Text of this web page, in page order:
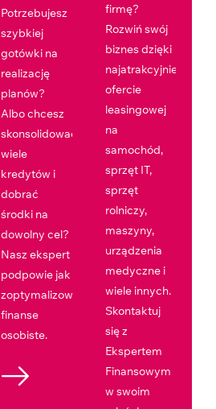
Potrzebujesz
szybkiej
gotówki na
realizację
planów?
Albo chcesz
skonsolidować
wiele
kredytów i
dobrać
środki na
dowolny cel?
Nasz ekspert
podpowie jak
zoptymalizować
finanse
osobiste.
firmę?
Rozwiń swój
biznes dzięki
najatrakcyjniejszej
ofercie
leasingowej
na
samochód,
sprzęt IT,
sprzęt
rolniczy,
maszyny,
urządzenia
medyczne i
wiele innych.
Skontaktuj
się z
Ekspertem
Finansowym
w swoim